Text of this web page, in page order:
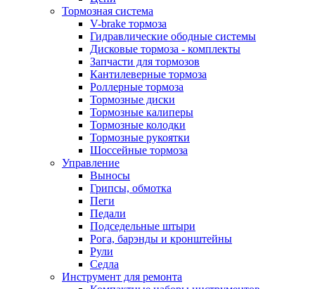
Тормозная система
V-brake тормоза
Гидравлические ободные системы
Дисковые тормоза - комплекты
Запчасти для тормозов
Кантилеверные тормоза
Роллерные тормоза
Тормозные диски
Тормозные калиперы
Тормозные колодки
Тормозные рукоятки
Шоссейные тормоза
Управление
Выносы
Грипсы, обмотка
Пеги
Педали
Подседельные штыри
Рога, барэнды и кронштейны
Рули
Седла
Инструмент для ремонта